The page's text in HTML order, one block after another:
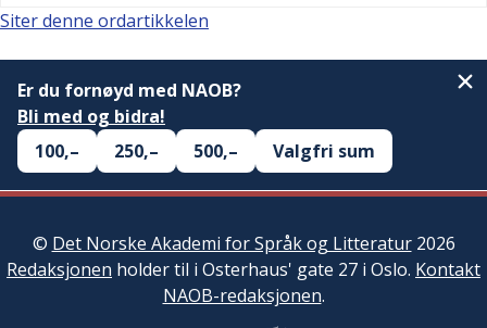
Siter denne ordartikkelen
Er du fornøyd med NAOB?
Bli med og bidra!
100,–
250,– 500,– Valgfri sum
© Det Norske Akademi for Språk og Litteratur2026
Redaksjonen holder til i Osterhaus' gate 27 i Oslo. Kontakt
NAOB-redaksjonen.